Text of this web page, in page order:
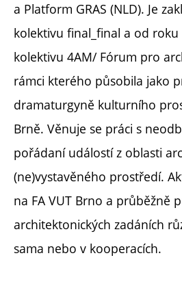
a Platform GRAS (NLD). Je
kolektivu final_final a od roku
kolektivu 4AM/ Fórum pro
rámci kterého působila jako
dramaturgyně kulturního
Brně. Věnuje se práci s
pořádaní událostí z oblasti
(ne)vystavěného prostředí.
na FA VUT Brno a průběžně
architektonických zadáních
sama nebo v kooperacích.